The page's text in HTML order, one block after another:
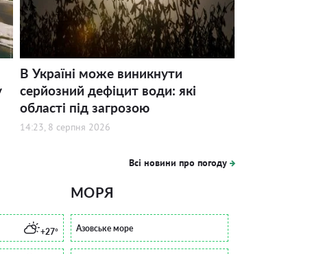
В Україні може виникнути
серйозний дефіцит води: які
області під загрозою
14:23, 8 серпня 2026
Всі новини про погоду
+27°
МОРЯ
Азовське море